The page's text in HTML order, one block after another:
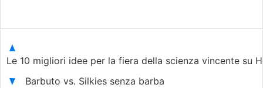
Le 10 migliori idee per la fiera della scienza vincente su
Barbuto vs. Silkies senza barba